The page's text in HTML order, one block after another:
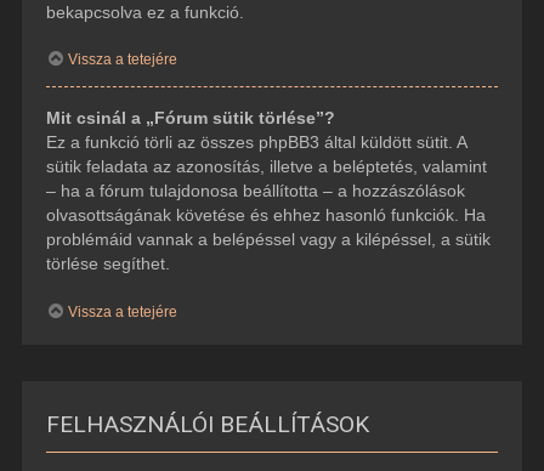
bekapcsolva ez a funkció.
Vissza a tetejére
Mit csinál a „Fórum sütik törlése”?
Ez a funkció törli az összes phpBB3 által küldött sütit. A
sütik feladata az azonosítás, illetve a beléptetés, valamint
– ha a fórum tulajdonosa beállította – a hozzászólások
olvasottságának követése és ehhez hasonló funkciók. Ha
problémáid vannak a belépéssel vagy a kilépéssel, a sütik
törlése segíthet.
Vissza a tetejére
FELHASZNÁLÓI BEÁLLÍTÁSOK